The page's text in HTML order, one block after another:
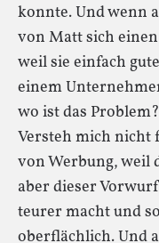
konnte. Und wenn
von Matt sich
weil sie einfach
einem
wo ist das Problem?
Versteh mich nicht
von Werbung, weil
aber dieser
teurer macht und
oberflächlich. Und